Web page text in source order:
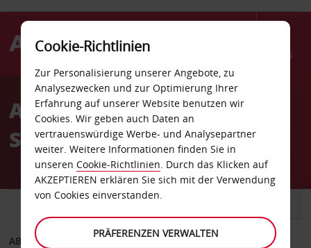
Menü
AvisAutovermietung
Shreveport
ABHOLEN VON
Cookie-Richtlinien
Zur Personalisierung unserer Angebote, zu
Analysezwecken und zur Optimierung Ihrer
Erfahrung auf unserer Website benutzen wir
Cookies. Wir geben auch Daten an
vertrauenswürdige Werbe- und Analysepartner
weiter. Weitere Informationen finden Sie in
unseren Cookie-Richtlinien. Durch das Klicken auf
AKZEPTIEREN erklären Sie sich mit der Verwendung
von Cookies einverstanden.
PRÄFERENZEN VERWALTEN